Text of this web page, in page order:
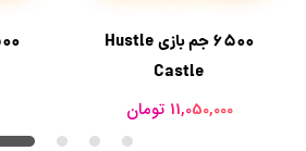
6500 جم بازی Hustle
Castle
11,050,000 تومان